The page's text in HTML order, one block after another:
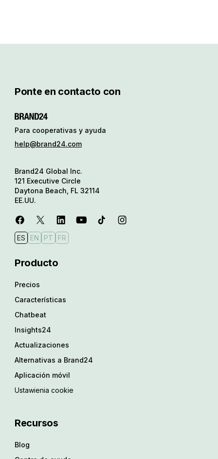
Ponte en contacto con
Para cooperativas y ayuda
help@brand24.com
Brand24 Global Inc.
121 Executive Circle
Daytona Beach, FL 32114
EE.UU.
ES EN PT FR
Producto
Precios
Características
Chatbeat
Insights24
Actualizaciones
Alternativas a Brand24
Aplicación móvil
Ustawienia cookie
Recursos
Blog